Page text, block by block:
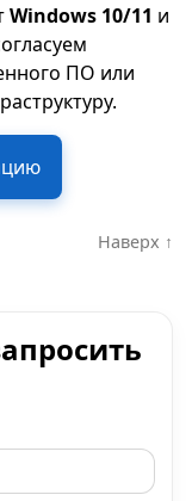
Windows 10/11 и
ПО или
Наверх ↑